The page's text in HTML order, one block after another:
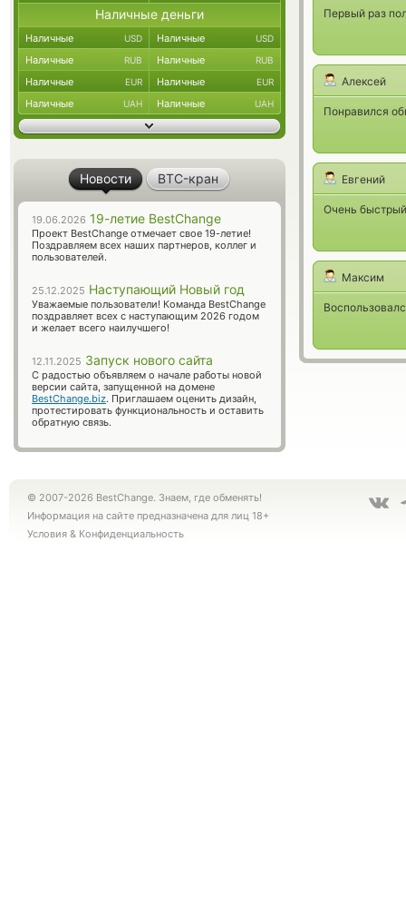
Первый раз
Алексей
Понравился
Евгений
Очень
Максим
Наличные деньги
Наличные USD Наличные USD
Наличные RUB Наличные RUB
Наличные EUR Наличные EUR
Наличные UAH Наличные UAH
Новости BTC-кран
19.06.2026 19-летие BestChange
Проект BestChange отмечает свое 19-летие!
Поздравляем всех наших партнеров, коллег и
пользователей.
25.12.2025 Наступающий Новый год
Уважаемые пользователи! Команда BestChange
поздравляет всех с наступающим 2026 годом
и желает всего наилучшего!
12.11.2025 Запуск нового сайта
С радостью объявляем о начале работы новой
версии сайта, запущенной на домене
BestChange.biz. Приглашаем оценить дизайн,
протестировать функциональность и оставить
обратную связь.
© 2007-2026 BestChange. Знаем, где обменять!
Информация на сайте предназначена для лиц 18+
Условия & Конфиденциальность